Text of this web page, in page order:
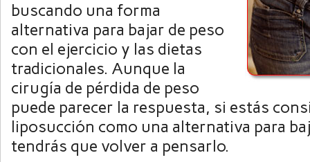
buscando una forma
alternativa para bajar de peso
con el ejercicio y las dietas
tradicionales. Aunque la
cirugía de pérdida de peso
puede parecer la respuesta, si estás
liposucción como una alternativa para
tendrás que volver a pensarlo.